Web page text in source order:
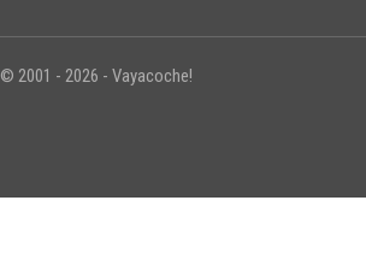
© 2001 - 2026 - Vayacoche!